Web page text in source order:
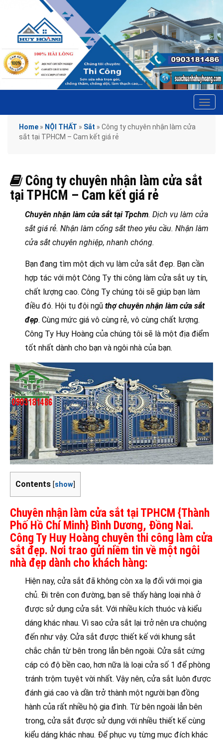
Home » NỘI THẤT » Sắt » Công ty chuyên nhận làm cửa
sắt tại TPHCM – Cam kết giá rẻ
Công ty chuyên nhận làm cửa sắt
tại TPHCM – Cam kết giá rẻ
Chuyên nhận làm cửa sắt tại Tpchm. Dịch vụ làm cửa
sắt giá rẻ. Nhận làm cổng sắt theo yêu cầu. Nhận làm
cửa sắt chuyên nghiệp, nhanh chóng.
Bạn đang tìm một dịch vụ làm cửa sắt đẹp. Bạn cần
hợp tác với một Công Ty thi công làm cửa sắt uy tín,
chất lượng cao. Công Ty chúng tôi sẽ giúp bạn làm
điều đó. Hội tụ đội ngũ thợ chuyên nhận làm cửa sắt
đẹp. Cùng mức giá vô cùng rẻ, vô cùng chất lượng.
Công Ty Huy Hoàng của chúng tôi sẽ là một địa điểm
tốt nhất dành cho bạn và ngôi nhà của bạn.
Contents [show]
Chuyên nhận làm cửa sắt tại TPHCM {Thành
Phố Hồ Chí Minh} Bình Dương, Đồng Nai.
Công Ty Huy Hoàng chuyên thi công làm cửa
sắt đẹp. Nơi trao gửi niềm tin về một ngôi
nhà đẹp dành cho khách hàng:
Hiện nay, cửa sắt đã không còn xa lạ đối với mọi gia
chủ. Đi trên con đường, bạn sẽ thấy hàng loại nhà ở
được sử dụng cửa sắt. Với nhiều kích thuóc và kiểu
dáng khác nhau. Vì sao cửa sắt lại trở nên ưa chuộng
đến như vậy. Cửa sắt được thiết kế với khung sắt
chắc chắn từ bên trong lẫn bên ngoài. Cửa sắt cứng
cáp có độ bền cao, hơn nữa là loại cửa số 1 để phòng
tránh trộm tuyệt vời nhất. Vậy nên, cửa sắt luôn được
đánh giá cao và dần trở thành một người bạn đồng
hành của rất nhiều hộ gia đình. Từ bên ngoài lẫn bên
trong, cửa sắt được sử dụng với nhiều thiết kế cùng
kiểu dáng khác nhau. Để phục vụ từng mục đích khác